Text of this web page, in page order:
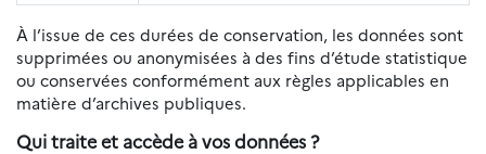
À l’issue de ces durées de conservation, les données sont
supprimées ou anonymisées à des fins d’étude statistique
ou conservées conformément aux règles applicables en
matière d’archives publiques.
Qui traite et accède à vos données ?